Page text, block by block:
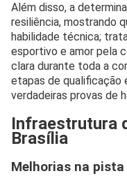
Além disso, a
resiliência, mostrando
habilidade técnica;
esportivo e amor pela
clara durante toda a
etapas de qualificação
verdadeiras provas de
Infraestrutura
Brasília
Melhorias na pista